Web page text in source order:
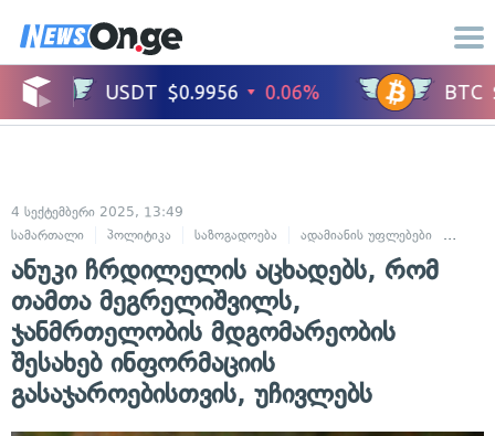
4 სექტემბერი 2025, 13:49
სამართალი
პოლიტიკა საზოგადოება ადამიანის უფლებები
ანუკი ჩრდილელის აცხადებს, რომ
თამთა მეგრელიშვილს,
ჯანმრთელობის მდგომარეობის
შესახებ ინფორმაციის
გასაჯაროებისთვის, უჩივლებს